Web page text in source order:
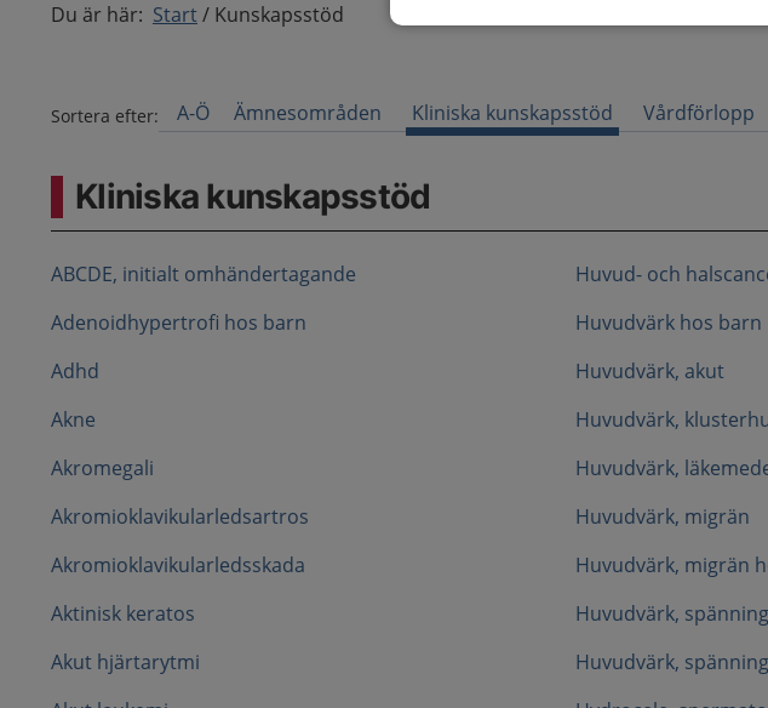
Du är här: Start Kunskapsstöd
Sortera efter: A-Ö Ämnesområden Kliniska kunskapsstöd Vårdförlopp
Kliniska kunskapsstöd
ABCDE, initialt omhändertagande
Adenoidhypertrofi hos barn
Adhd
Akne
Akromegali
Akromioklavikularledsartros
Akromioklavikularledsskada
Aktinisk keratos
Akut hjärtarytmi
Huvud- och
Huvudvärk hos barn
Huvudvärk, akut
Huvudvärk,
Huvudvärk,
Huvudvärk, migrän
Huvudvärk, migrän
Huvudvärk,
Huvudvärk,